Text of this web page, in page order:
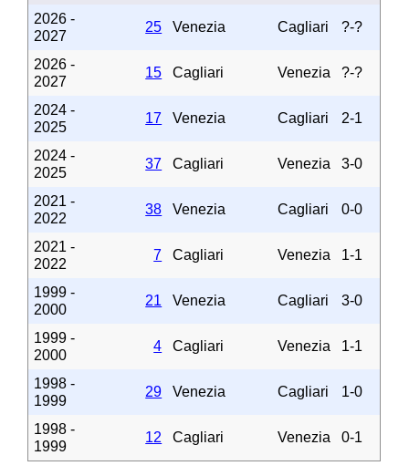
2026 -
2027
25 Venezia Cagliari ?-?
2026 -
2027
15 Cagliari Venezia ?-?
2024 -
2025
17 Venezia Cagliari 2-1
2024 -
2025
37 Cagliari Venezia 3-0
2021 -
2022
38 Venezia Cagliari 0-0
2021 -
2022
7 Cagliari Venezia 1-1
1999 -
2000
21 Venezia Cagliari 3-0
1999 -
2000
4 Cagliari Venezia 1-1
1998 -
1999
29 Venezia Cagliari 1-0
1998 -
1999
12 Cagliari Venezia 0-1